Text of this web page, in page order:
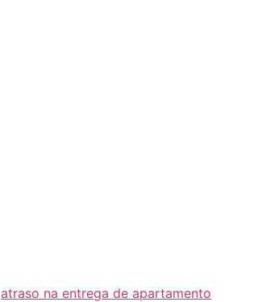
atraso na entrega de apartamento